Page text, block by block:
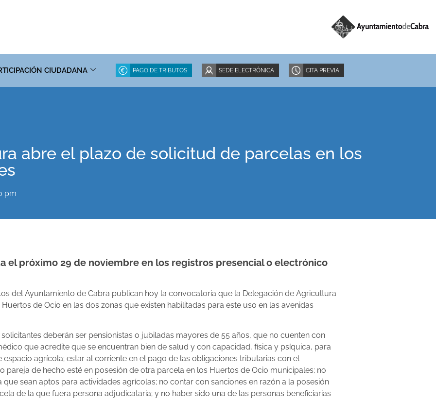
CIUDADANA PAGO DE TRIBUTOS SEDE ELECTRÓNICA CITA PREVIA
abre el plazo de solicitud de parcelas en los
pm
el próximo 29 de noviembre en los registros presencial o electrónico
del Ayuntamiento de Cabra publican hoy la convocatoria que la Delegación de Agricultura
de Ocio en las dos zonas que existen habilitadas para este uso en las avenidas
deberán ser pensionistas o jubiladas mayores de 55 años, que no cuenten con
que acredite que se encuentran bien de salud y con capacidad, física y psíquica, para
agrícola; estar al corriente en el pago de las obligaciones tributarias con el
pareja de hecho esté en posesión de otra parcela en los Huertos de Ocio municipales; no
sean aptos para actividades agrícolas; no contar con sanciones en razón a la posesión
de la que fuera persona adjudicataria; y no haber sido una de las personas beneficiarias